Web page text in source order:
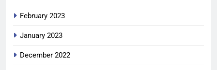
February 2023
January 2023
December 2022